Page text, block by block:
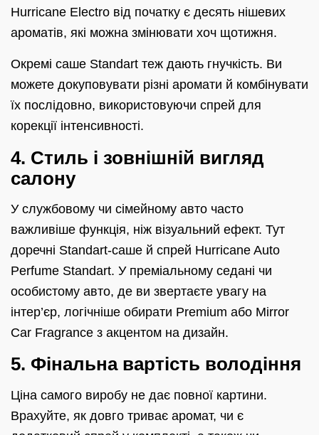
Hurricane Electro від початку є десять нішевих
ароматів, які можна змінювати хоч щотижня.
Окремі саше Standart теж дають гнучкість. Ви
можете докуповувати різні аромати й комбінувати
їх послідовно, використовуючи спрей для
корекції інтенсивності.
4. Стиль і зовнішній вигляд
салону
У службовому чи сімейному авто часто
важливіше функція, ніж візуальний ефект. Тут
доречні Standart-саше й спрей Hurricane Auto
Perfume Standart. У преміальному седані чи
особистому авто, де ви звертаєте увагу на
інтер’єр, логічніше обирати Premium або Mirror
Car Fragrance з акцентом на дизайн.
5. Фінальна вартість володіння
Ціна самого виробу не дає повної картини.
Врахуйте, як довго триває аромат, чи є